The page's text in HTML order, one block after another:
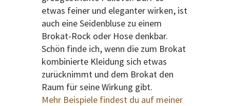
etwas feiner und eleganter wirken, ist
auch eine Seidenbluse zu einem
Brokat-Rock oder Hose denkbar.
Schön finde ich, wenn die zum Brokat
kombinierte Kleidung sich etwas
zurücknimmt und dem Brokat den
Raum für seine Wirkung gibt.
Mehr Beispiele findest du auf meiner